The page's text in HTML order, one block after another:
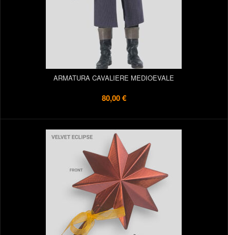
ARMATURA CAVALIERE MEDIOEVALE
80,00 €